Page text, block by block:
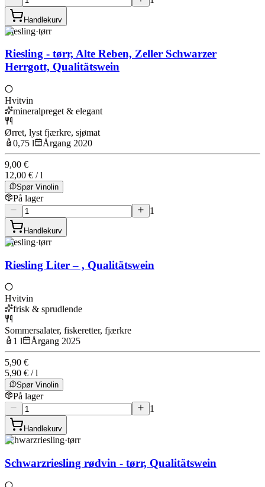
Handlekurv
Riesling·tørr
Riesling - tørr, Alte Reben, Zeller Schwarzer
Herrgott, Qualitätswein
Hvitvin
mineralpreget & elegant
Ørret, lyst fjærkre, sjømat
0,75 l
Årgang 2020
9,00 €
12,00 € / l
Spør Vinolin
På lager
1
Handlekurv
Riesling·tørr
Riesling Liter – , Qualitätswein
Hvitvin
frisk & sprudlende
Sommersalater, fiskeretter, fjærkre
1 l
Årgang 2025
5,90 €
5,90 € / l
Spør Vinolin
På lager
1
Handlekurv
Schwarzriesling·tørr
Schwarzriesling rødvin - tørr, Qualitätswein